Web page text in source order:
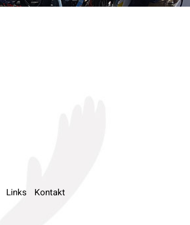
Links Kontakt